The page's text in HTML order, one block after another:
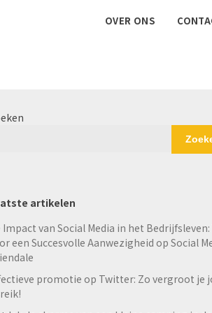
OVER ONS
artikelen
Impact van Social Media in het
een Succesvolle Aanwezigheid op Social
promotie op Twitter: Zo vergroot je